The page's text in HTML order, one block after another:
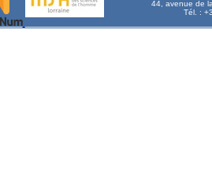
44, avenue de
Tél. :